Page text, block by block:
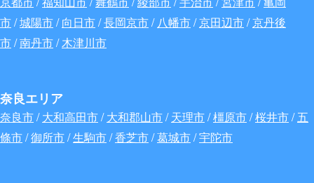
市/城陽市/向日市/長岡京市/ 八幡市/京田辺市/京丹後
市/南丹市/木津川市
奈良エリア
奈良市/大和高田市/大和郡山市/天理市/橿原市/桜井市/五
條市/御所市/生駒市/香芝市/葛城市/宇陀市